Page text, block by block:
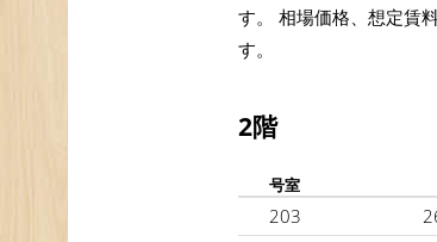
す。 相場価格、想定賃
す。
2階
号室
203